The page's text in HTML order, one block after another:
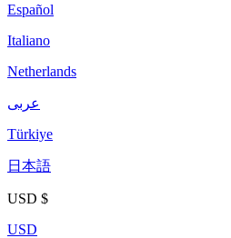
Español
Italiano
Netherlands
عربى
Türkiye
日本語
USD $
USD